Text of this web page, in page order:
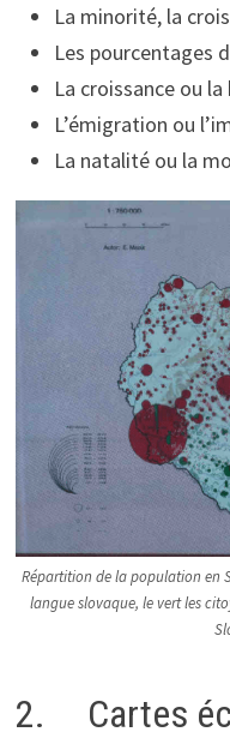
La minorité, la
Les pourcentages
La croissance ou
L’émigration ou
La natalité ou la
Répartition de la population en
langue slovaque, le vert les
2. Cartes